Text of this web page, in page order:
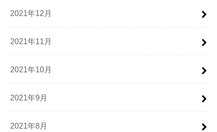
2021年12月
2021年11月
2021年10月
2021年9月
2021年8月